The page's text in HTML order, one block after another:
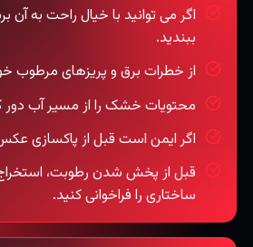
اگر می توانید با خیال راحت به آن
ببندید.
از خطرات برق و پریزهای مرطوب
محتویات خشک را از مسیر آب دور
اگر ایمن است قبل از پاکسازی
قبل از پخش شدن رطوبت،
ساختاری را فراخوانی کنید.